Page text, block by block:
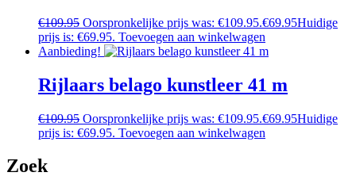
€109.95 Oorspronkelijke prijs was: €109.95.€69.95Huidige
prijs is: €69.95. Toevoegen aan winkelwagen
Aanbieding!
Rijlaars belago kunstleer 41 m
€109.95 Oorspronkelijke prijs was: €109.95.€69.95Huidige
prijs is: €69.95. Toevoegen aan winkelwagen
Zoek